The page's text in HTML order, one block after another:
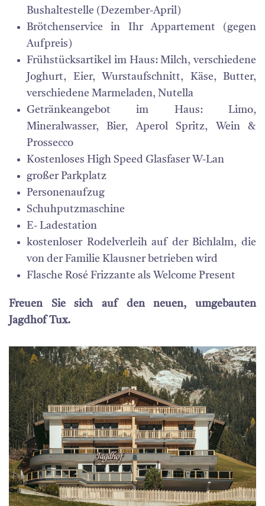
Bushaltestelle (Dezember-April)
Brötchenservice in Ihr Appartement (gegen
Aufpreis)
Frühstücksartikel im Haus: Milch, verschiedene
Joghurt, Eier, Wurstaufschnitt, Käse, Butter,
verschiedene Marmeladen, Nutella
Getränkeangebot im Haus: Limo,
Mineralwasser, Bier, Aperol Spritz, Wein &
Prossecco
Kostenloses High Speed Glasfaser W-Lan
großer Parkplatz
Personenaufzug
Schuhputzmaschine
E- Ladestation
kostenloser Rodelverleih auf der Bichlalm, die
von der Familie Klausner betrieben wird
Flasche Rosé Frizzante als Welcome Present
Freuen Sie sich auf den neuen, umgebauten
Jagdhof Tux.